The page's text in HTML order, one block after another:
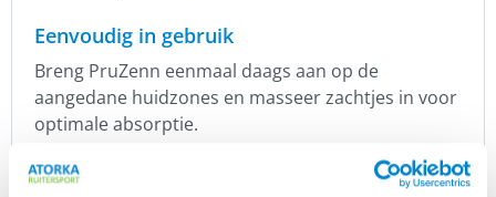
Eenvoudig in gebruik
Breng PruZenn eenmaal daags aan op de
aangedane huidzones en masseer zachtjes in voor
optimale absorptie.
Goed schudden voor gebruik.